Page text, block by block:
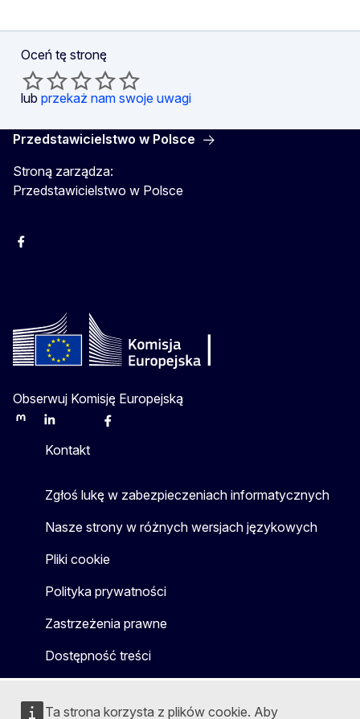
Ta strona korzysta z plików cookie. Aby
Oceń tę stronę
lub przekaż nam swoje uwagi
Przedstawicielstwo w Polsce
Stroną zarządza:
Przedstawicielstwo w Polsce
Facebook
Obserwuj Komisję Europejską
MastodonLinkedInBlueskyFacebook
Kontakt
Zgłoś lukę w zabezpieczeniach informatycznych
Nasze strony w różnych wersjach językowych
Pliki cookie
Polityka prywatności
Zastrzeżenia prawne
Dostępność treści